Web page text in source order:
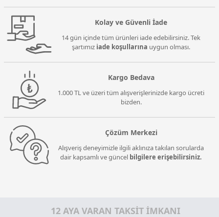
Kolay ve Güvenli İade
14 gün içinde tüm ürünleri iade edebilirsiniz. Tek
şartımız iade koşullarına uygun olması.
Kargo Bedava
1.000 TL ve üzeri tüm alışverişlerinizde kargo ücreti
bizden.
Çözüm Merkezi
Alışveriş deneyimizle ilgili aklınıza takılan sorularda
dair kapsamlı ve güncel bilgilere erişebilirsiniz.
12 AYA VARAN TAKSİT İMKANI